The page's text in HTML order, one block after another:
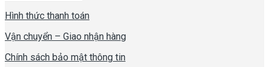
Hình thức thanh toán
Vận chuyển – Giao nhận hàng
Chính sách bảo mật thông tin